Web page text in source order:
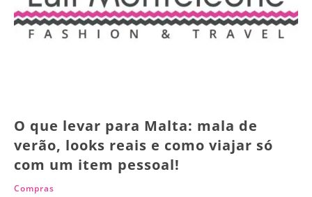
O que levar para Malta: mala de
verão, looks reais e como viajar só
com um item pessoal!
Compras